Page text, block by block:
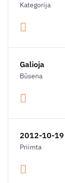
Kategorija
Galioja
Būsena
2012-10-19
Priimta